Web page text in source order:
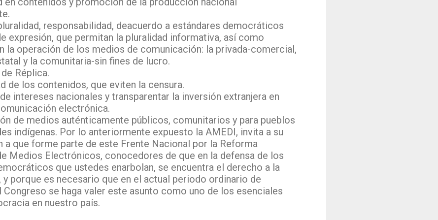
responsabilidad, deacuerdo a estándares democráticos
expresión, que permitan la pluralidad informativa, así como
la operación de los medios de comunicación: la privada-comercial,
y la comunitaria-sin fines de lucro.
Réplica.
de los contenidos, que eviten la censura.
intereses nacionales y transparentar la inversión extranjera en
electrónica.
de medios auténticamente públicos, comunitarios y para pueblos
indígenas. Por lo anteriormente expuesto la AMEDI, invita a su
a que forme parte de este Frente Nacional por la Reforma
Medios Electrónicos, conocedores de que en la defensa de los
que ustedes enarbolan, se encuentra el derecho a la
y porque es necesario que en el actual periodo ordinario de
Congreso se haga valer este asunto como uno de los esenciales
en nuestro país.